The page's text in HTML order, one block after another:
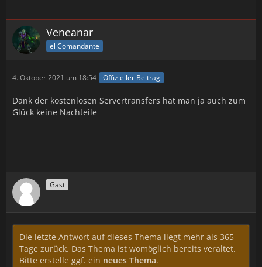
Veneanar
el Comandante
4. Oktober 2021 um 18:54 Offizieller Beitrag
Dank der kostenlosen Servertransfers hat man ja auch zum
Glück keine Nachteile
Gast
Die letzte Antwort auf dieses Thema liegt mehr als 365
Tage zurück. Das Thema ist womöglich bereits veraltet.
Bitte erstelle ggf. ein neues Thema.